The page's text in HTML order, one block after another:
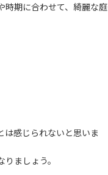
時期に合わせて、綺麗な庭
は感じられないと思いま
ましょう。